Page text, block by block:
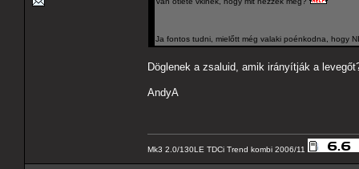
Ja fontos tudni, mielőtt még valaki poénkodna, hogy
Döglenek a zsaluid, amik irányítják a
AndyA
Mk3 2.0/130LE TDCi Trend kombi 2006/11